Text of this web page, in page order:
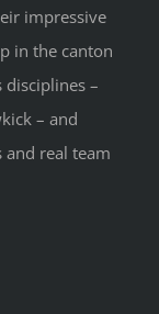
impressive
in the canton
–
– and
and real team